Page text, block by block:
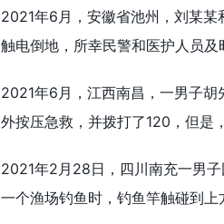
2021年6月，安徽省池州，刘某
触电倒地，所幸民警和医护人员及
2021年6月，江西南昌，一男子
外按压急救，并拨打了120，但是
2021年2月28日，四川南充一男
一个渔场钓鱼时，钓鱼竿触碰到上